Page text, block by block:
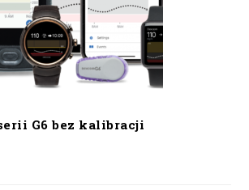
G6 bez kalibracji